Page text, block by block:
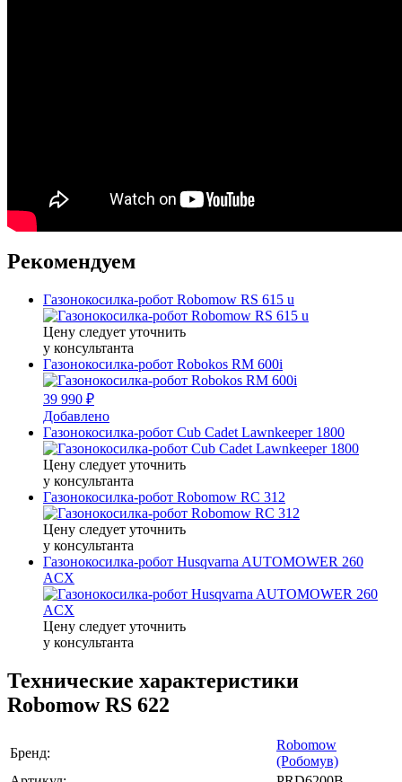
Рекомендуем
Газонокосилка-робот Robomow RS 615 u
Цену следует уточнить
у консультанта
Газонокосилка-робот Robokos RM 600i
39 990 ₽
Добавлено
Газонокосилка-робот Cub Cadet Lawnkeeper 1800
Цену следует уточнить
у консультанта
Газонокосилка-робот Robomow RC 312
Цену следует уточнить
у консультанта
Газонокосилка-робот Husqvarna AUTOMOWER 260
ACX
Цену следует уточнить
у консультанта
Технические характеристики
Robomow RS 622
Бренд:
Robomow
(Робомув)